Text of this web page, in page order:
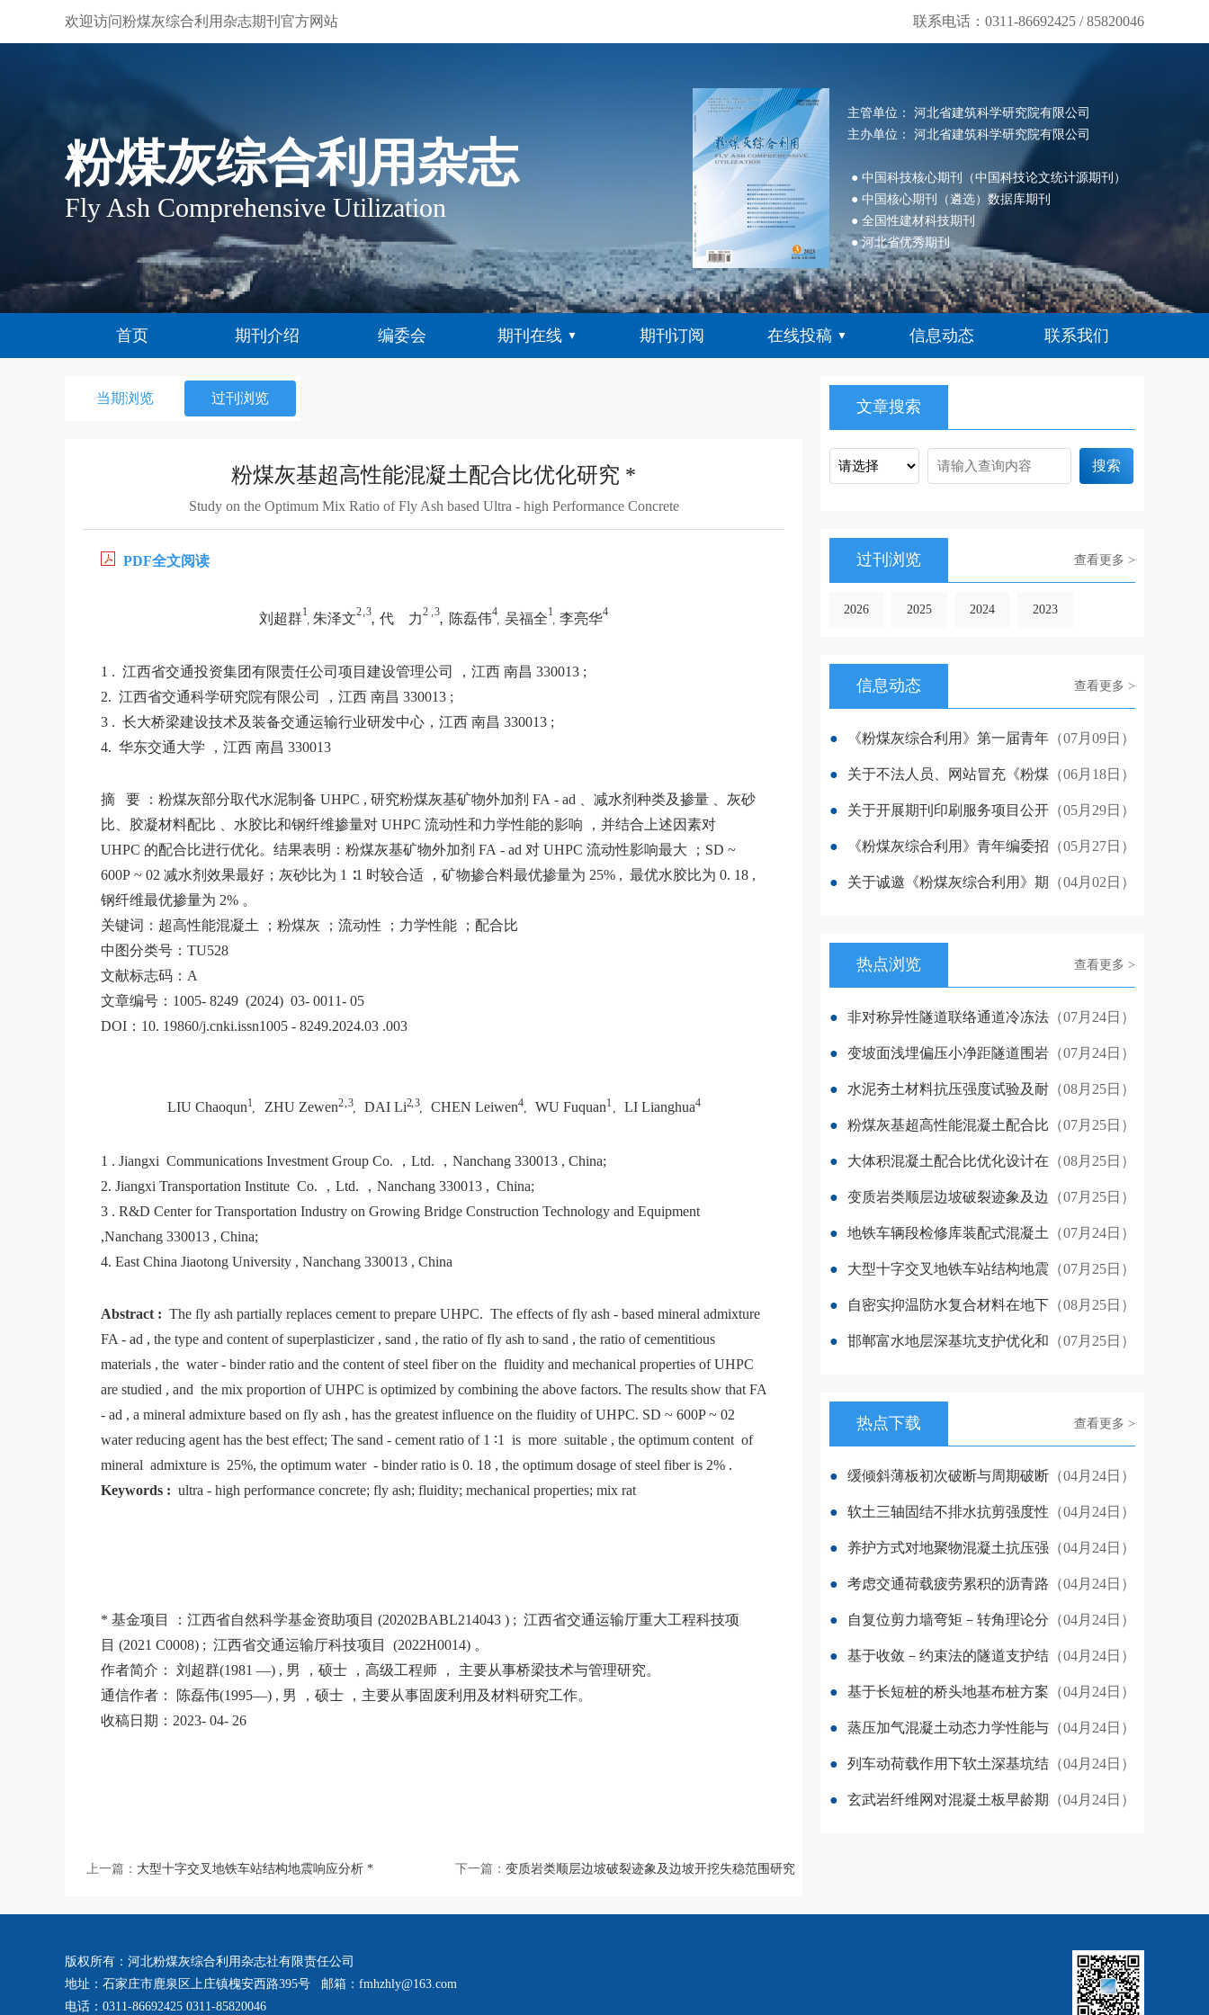
欢迎访问粉煤灰综合利用杂志期刊官方网站 联系电话：0311-86692425 / 85820046
粉煤灰综合利用杂志
Fly Ash Comprehensive Utilization
主管单位： 河北省建筑科学研究院有限公司
主办单位： 河北省建筑科学研究院有限公司
● 中国科技核心期刊（中国科技论文统计源期刊）
● 中国核心期刊（遴选）数据库期刊
● 全国性建材科技期刊
● 河北省优秀期刊
首页 期刊介绍 编委会 期刊在线 ▼ 期刊订阅 在线投稿 ▼ 信息动态 联系我们
文章搜索
搜索
过刊浏览 查看更多 >
2026 2025 2024 2023
信息动态 查看更多 >
● 《粉煤灰综合利用》第一届青年 （07月09日）
● 关于不法人员、网站冒充《粉煤 （06月18日）
● 关于开展期刊印刷服务项目公开 （05月29日）
● 《粉煤灰综合利用》青年编委招 （05月27日）
● 关于诚邀《粉煤灰综合利用》期 （04月02日）
热点浏览 查看更多 >
● 非对称异性隧道联络通道冷冻法 （07月24日）
● 变坡面浅埋偏压小净距隧道围岩 （07月24日）
● 水泥夯土材料抗压强度试验及耐 （08月25日）
● 粉煤灰基超高性能混凝土配合比 （07月25日）
● 大体积混凝土配合比优化设计在 （08月25日）
● 变质岩类顺层边坡破裂迹象及边 （07月25日）
● 地铁车辆段检修库装配式混凝土 （07月24日）
● 大型十字交叉地铁车站结构地震 （07月25日）
● 自密实抑温防水复合材料在地下 （08月25日）
● 邯郸富水地层深基坑支护优化和 （07月25日）
热点下载 查看更多 >
● 缓倾斜薄板初次破断与周期破断 （04月24日）
● 软土三轴固结不排水抗剪强度性 （04月24日）
● 养护方式对地聚物混凝土抗压强 （04月24日）
● 考虑交通荷载疲劳累积的沥青路 （04月24日）
● 自复位剪力墙弯矩－转角理论分 （04月24日）
● 基于收敛－约束法的隧道支护结 （04月24日）
● 基于长短桩的桥头地基布桩方案 （04月24日）
● 蒸压加气混凝土动态力学性能与 （04月24日）
● 列车动荷载作用下软土深基坑结 （04月24日）
● 玄武岩纤维网对混凝土板早龄期 （04月24日）
当期浏览 过刊浏览
粉煤灰基超高性能混凝土配合比优化研究 *
Study on the Optimum Mix Ratio of Fly Ash based Ultra - high Performance Concrete
PDF全文阅读
刘超群1
, 朱泽文2,3, 代 力2 ,3, 陈磊伟4
, 吴福全1
, 李亮华4
1 . 江西省交通投资集团有限责任公司项目建设管理公司 ，江西 南昌 330013 ;
2. 江西省交通科学研究院有限公司 ，江西 南昌 330013 ;
3 . 长大桥梁建设技术及装备交通运输行业研发中心，江西 南昌 330013 ;
4. 华东交通大学 ，江西 南昌 330013
摘 要 ：粉煤灰部分取代水泥制备 UHPC , 研究粉煤灰基矿物外加剂 FA - ad 、减水剂种类及掺量 、灰砂
比、胶凝材料配比 、水胶比和钢纤维掺量对 UHPC 流动性和力学性能的影响 ，并结合上述因素对
UHPC 的配合比进行优化。结果表明：粉煤灰基矿物外加剂 FA - ad 对 UHPC 流动性影响最大 ；SD ~
600P ~ 02 减水剂效果最好；灰砂比为 1 ∶1 时较合适 ，矿物掺合料最优掺量为 25% , 最优水胶比为 0. 18 ,
钢纤维最优掺量为 2% 。
关键词：超高性能混凝土 ；粉煤灰 ；流动性 ；力学性能 ；配合比
中图分类号：TU528
文献标志码：A
文章编号：1005- 8249 (2024) 03- 0011- 05
DOI：10. 19860/j.cnki.issn1005 - 8249.2024.03 .003
LIU Chaoqun1, ZHU Zewen2 , 3, DAI Li2, 3, CHEN Leiwen4, WU Fuquan1 , LI Lianghua4
1 . Jiangxi Communications Investment Group Co. ，Ltd. ，Nanchang 330013 , China;
2. Jiangxi Transportation Institute Co. ，Ltd. ，Nanchang 330013 , China;
3 . R&D Center for Transportation Industry on Growing Bridge Construction Technology and Equipment
,Nanchang 330013 , China;
4. East China Jiaotong University , Nanchang 330013 , China
Abstract : The fly ash partially replaces cement to prepare UHPC. The effects of fly ash - based mineral admixture
FA - ad , the type and content of superplasticizer , sand , the ratio of fly ash to sand , the ratio of cementitious
materials , the water - binder ratio and the content of steel fiber on the fluidity and mechanical properties of UHPC
are studied , and the mix proportion of UHPC is optimized by combining the above factors. The results show that FA
- ad , a mineral admixture based on fly ash , has the greatest influence on the fluidity of UHPC. SD ~ 600P ~ 02
water reducing agent has the best effect; The sand - cement ratio of 1 ∶1 is more suitable , the optimum content of
mineral admixture is 25%, the optimum water - binder ratio is 0. 18 , the optimum dosage of steel fiber is 2% .
Keywords : ultra - high performance concrete; fly ash; fluidity; mechanical properties; mix rat
* 基金项目 ：江西省自然科学基金资助项目 (20202BABL214043 ) ; 江西省交通运输厅重大工程科技项
目 (2021 C0008) ; 江西省交通运输厅科技项目 (2022H0014) 。
作者简介： 刘超群(1981 —) , 男 ，硕士 ，高级工程师 ， 主要从事桥梁技术与管理研究。
通信作者： 陈磊伟(1995—) , 男 ，硕士 ，主要从事固废利用及材料研究工作。
收稿日期：2023- 04- 26
上一篇： 大型十字交叉地铁车站结构地震响应分析 * 下一篇： 变质岩类顺层边坡破裂迹象及边坡开挖失稳范围研究
版权所有：河北粉煤灰综合利用杂志社有限责任公司
地址：石家庄市鹿泉区上庄镇槐安西路395号 邮箱：fmhzhly@163.com
电话：0311-86692425 0311-85820046